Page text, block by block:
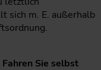
sich m. E. außerhalb
Sie selbst